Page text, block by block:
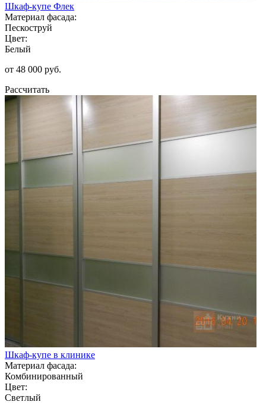
Шкаф-купе Флек
Материал фасада:
Пескоструй
Цвет:
Белый
от 48 000 руб.
Рассчитать
Шкаф-купе в клинике
Материал фасада:
Комбинированный
Цвет:
Светлый